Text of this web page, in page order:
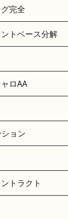
完全
トベース分解
ロAA
ョン
トラクト